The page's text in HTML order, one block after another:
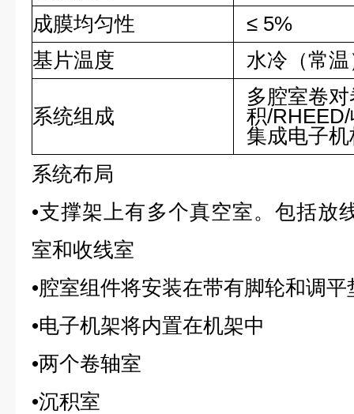
成膜均匀性
≤ 5%
基片温度
水冷（常温
系统组成
多腔室卷
积/
集成电子机
系统布局
•支撑架上有多个真空室。包括放
室和收线室
•腔室组件将安装在带有脚轮和调
•电子机架将内置在机架中
•两个卷轴室
•沉积室